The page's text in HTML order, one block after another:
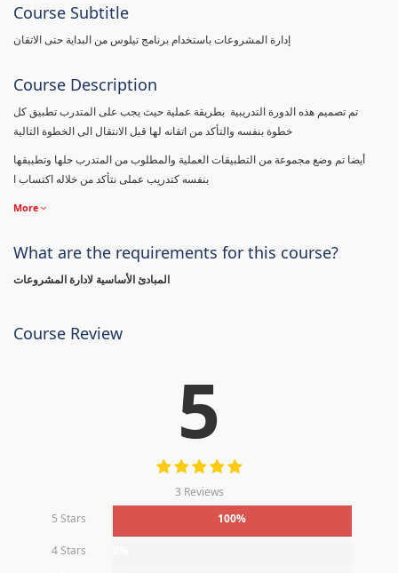
Course Subtitle
إدارة المشروعات باستخدام برنامج تيلوس من البداية حتى الاتقان
Course Description
تم تصميم هذه الدورة التدريبية بطريقة عملية حيث يجب على المتدرب تطبيق كل
خطوة بنفسه والتأكد من اتقانه لها قبل الانتقال الى الخطوة التالية
أيضا تم وضع مجموعة من التطبيقات العملية والمطلوب من المتدرب حلها وتطبيقها
بنفسه كتدريب عملى نتأكد من خلاله اكتساب ا
More
What are the requirements for this course?
المبادئ الأساسية لادارة المشروعات
Course Review
5
3 Reviews
5 Stars
100%
4 Stars